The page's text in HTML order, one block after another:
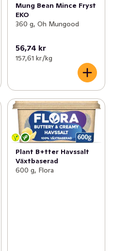
Mung Bean Mince Fryst
EKO
360 g, Oh Mungood
56,74 kr
157,61 kr /kg
Plant B+tter Havssalt
Växtbaserad
600 g, Flora